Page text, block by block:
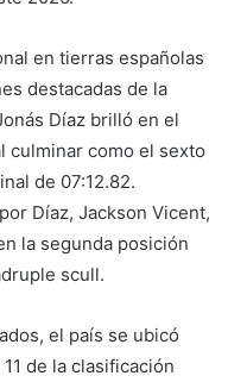
en tierras españolas
destacadas de la
Díaz brilló en el
culminar como el sexto
de 07:12.82.
Díaz, Jackson Vicent,
la segunda posición
scull.
el país se ubicó
de la clasificación